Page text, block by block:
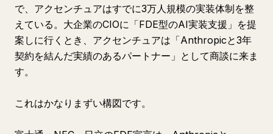
で、アクセンチュアはすでに3万人規模の実装体制を整
えている。大企業のCIOに「FDE型のAI実装支援」を提
案しに行くとき、アクセンチュアは「Anthropicと3年
契約を結んだ実績のあるパートナー」として商談に来ま
す。
これはかなりまずい構図です。